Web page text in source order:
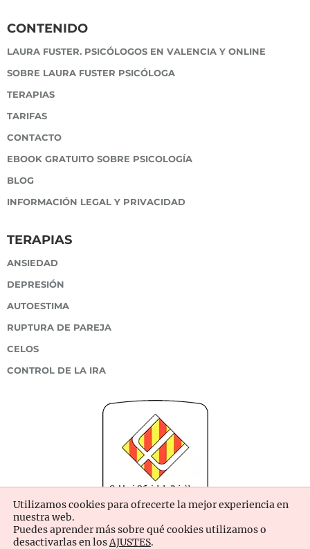
CONTENIDO
LAURA FUSTER. PSICÓLOGOS EN VALENCIA Y ONLINE
SOBRE LAURA FUSTER PSICÓLOGA
TERAPIAS
TARIFAS
CONTACTO
EBOOK GRATUITO SOBRE PSICOLOGÍA
BLOG
INFORMACIÓN LEGAL Y PRIVACIDAD
TERAPIAS
ANSIEDAD
DEPRESIÓN
AUTOESTIMA
RUPTURA DE PAREJA
CELOS
CONTROL DE LA IRA
Utilizamos cookies para ofrecerte la mejor experiencia en
nuestra web.
Puedes aprender más sobre qué cookies utilizamos o
desactivarlas en losAJUSTES.